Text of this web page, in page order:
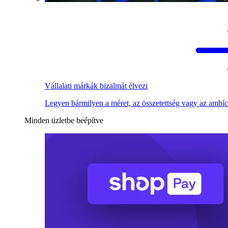
Vállalati márkák bizalmát élvezi
Legyen bármilyen a méret, az összetettség vagy az
Minden üzletbe beépítve